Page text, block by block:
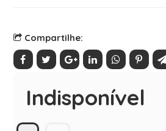
Compartilhe:
Indisponível